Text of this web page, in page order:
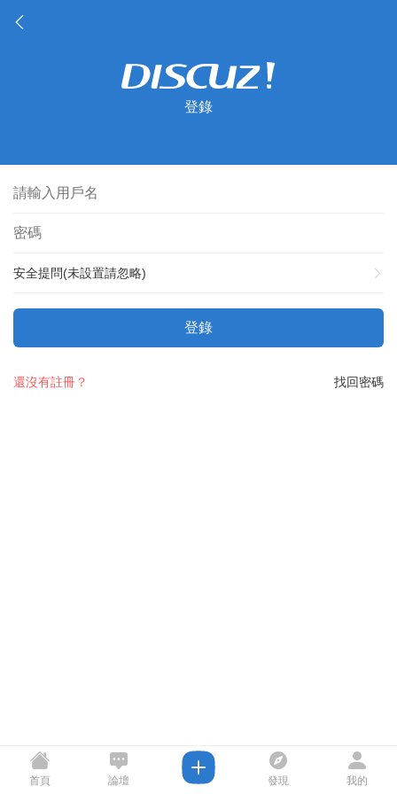
登錄
安全提問(未設置請忽略)
登錄
找回密碼
還沒有註冊？
首頁 論壇 發現 我的